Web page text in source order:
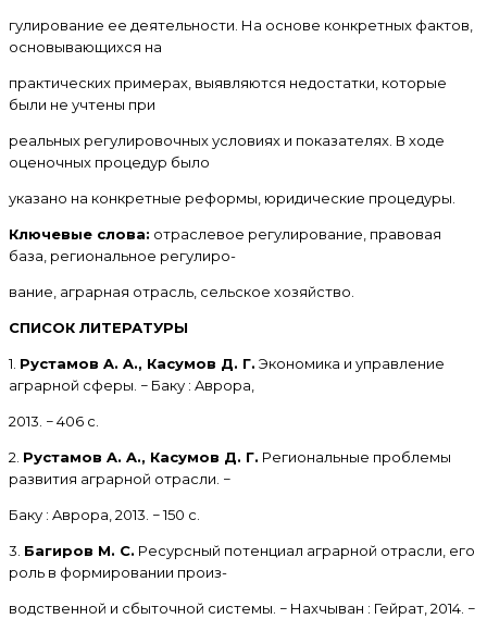
гулирование ее деятельности. На основе конкретных фактов,
основывающихся на
практических примерах, выявляются недостатки, которые
были не учтены при
реальных регулировочных условиях и показателях. В ходе
оценочных процедур было
указано на конкретные реформы, юридические процедуры.
Ключевые слова: отраслевое регулирование, правовая
база, региональное регулиро-
вание, аграрная отрасль, сельское хозяйство.
СПИСОК ЛИТЕРАТУРЫ
1. Рустамов A. A., Касумов Д. Г. Экономика и управление
аграрной сферы. − Баку : Aврора,
2013. − 406 с.
2. Рустамов A. A., Касумов Д. Г. Региональные проблемы
развития аграрной отрасли. −
Баку : Aврора, 2013. − 150 с.
3. Багиров M. С. Ресурсный потенциал аграрной отрасли, его
роль в формировании произ-
водственной и сбыточной системы. − Нахчыван : Гейрат, 2014. −